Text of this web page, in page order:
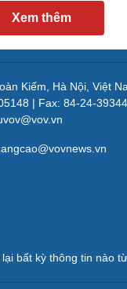
Xem thêm
Kiếm, Hà Nội, Việt
| Fax: 84-24-
bất kỳ thông tin nào